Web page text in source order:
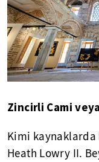
Zincirli Cami
Kimi
Heath Lowry II.